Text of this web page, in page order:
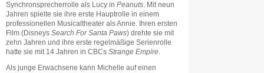
Synchronsprecherrolle als Lucy in Peanuts . Mit neun
Jahren spielte sie ihre erste Hauptrolle in einem
professionellen Musicaltheater als Annie. Ihren ersten
Film (Disneys Search For Santa Paws) drehte sie mit
zehn Jahren und ihre erste regelmäßige Serienrolle
hatte sie mit 14 Jahren in CBCs Strange Empire
Als junge Erwachsene kann Michelle auf einen